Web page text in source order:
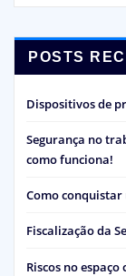
POSTS
Dispositivos de
Segurança no
como funciona!
Como
Fiscalização da
Riscos no